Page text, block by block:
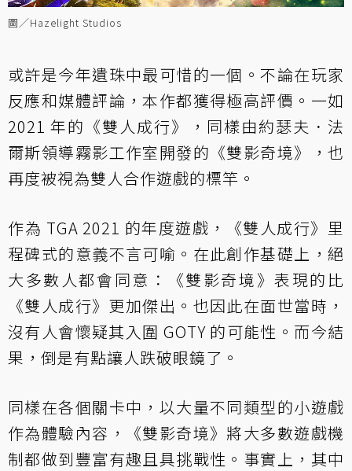
圖／Hazelight Studios
或許是今年遺珠中最可惜的一個。不論在玩家
反應和媒體評論，本作都獲得極高評價。一如
2021 年的《雙人成行》，同樣由約瑟夫．法
爾斯領導霧影工作室開發的《雙影奇境》，也
再度被視為雙人合作遊戲的標竿。
作為 TGA 2021 的年度遊戲，《雙人成行》里
程碑式的意義不言可喻。在此創作基礎上，絕
大多數人都會同意：《雙影奇境》表現的比
《雙人成行》更加傑出。也因此在面世當時，
沒有人會懷疑其入圍 GOTY 的可能性。而今結
果，倒是有點讓人跌破眼鏡了。
同樣在各個關卡中，以大量不同類型的小遊戲
作為體驗內容，《雙影奇境》將大多數遊戲機
制都做到豐富有趣且具挑戰性。事實上，其中